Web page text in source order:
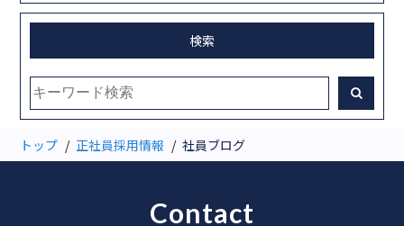
検索
トップ 正社員採用情報 社員ブログ
Contact